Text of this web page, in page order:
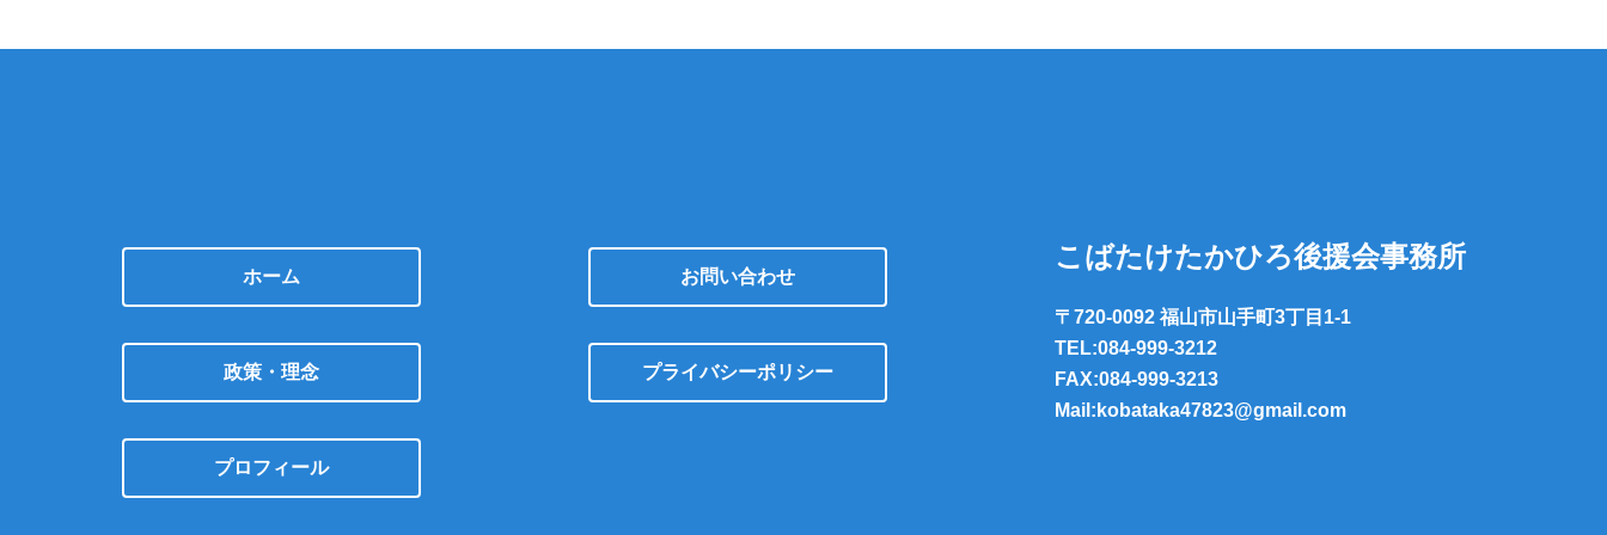
ホーム
政策・理念
プロフィール
お問い合わせ
プライバシーポリシー
こばたけたかひろ後援会事務所
〒720-0092 福山市山手町3丁目1-1
TEL:084-999-3212
FAX:084-999-3213
Mail:kobataka47823@gmail.com